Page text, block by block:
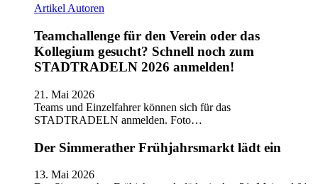
ArtikelAutoren
Teamchallenge für den Verein oder das
Kollegium gesucht? Schnell noch zum
STADTRADELN 2026 anmelden!
21. Mai 2026
Teams und Einzelfahrer können sich für das
STADTRADELN anmelden. Foto…
Der Simmerather Frühjahrsmarkt lädt ein
13. Mai 2026